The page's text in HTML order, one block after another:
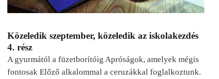
Közeledik szeptember, közeledik az iskolakezdés
4. rész
A gyurmától a füzetborítóig Apróságok, amelyek mégis
fontosak Előző alkalommal a ceruzákkal foglalkoztunk.